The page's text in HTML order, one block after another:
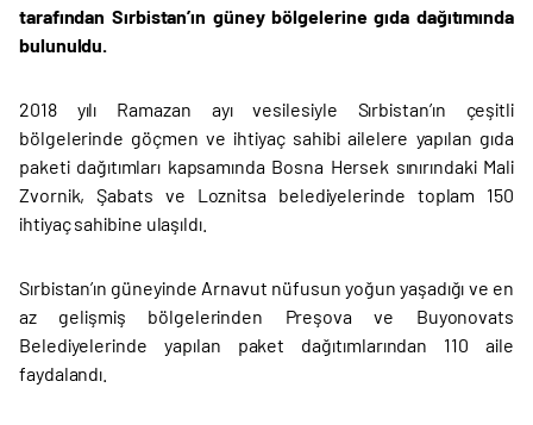
tarafından Sırbistan’ın güney bölgelerine gıda dağıtımında
bulunuldu.
2018 yılı Ramazan ayı vesilesiyle Sırbistan’ın çeşitli
bölgelerinde göçmen ve ihtiyaç sahibi ailelere yapılan gıda
paketi dağıtımları kapsamında Bosna Hersek sınırındaki Mali
Zvornik, Şabats ve Loznitsa belediyelerinde toplam 150
ihtiyaç sahibine ulaşıldı.
Sırbistan’ın güneyinde Arnavut nüfusun yoğun yaşadığı ve en
az gelişmiş bölgelerinden Preşova ve Buyonovats
Belediyelerinde yapılan paket dağıtımlarından 110 aile
faydalandı.